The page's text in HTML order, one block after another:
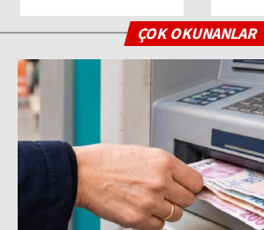
ÇOK OKUNANLAR